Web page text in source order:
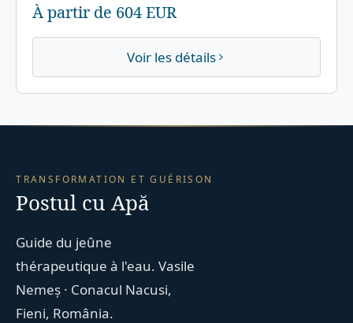
À partir de 604 EUR
Voir les détails
TRANSFORMATION ET GUÉRISON
Postul cu Apă
Guide du jeûne
thérapeutique à l'eau. Vasile
Nemeș · Conacul Nacusi,
Fieni, România.